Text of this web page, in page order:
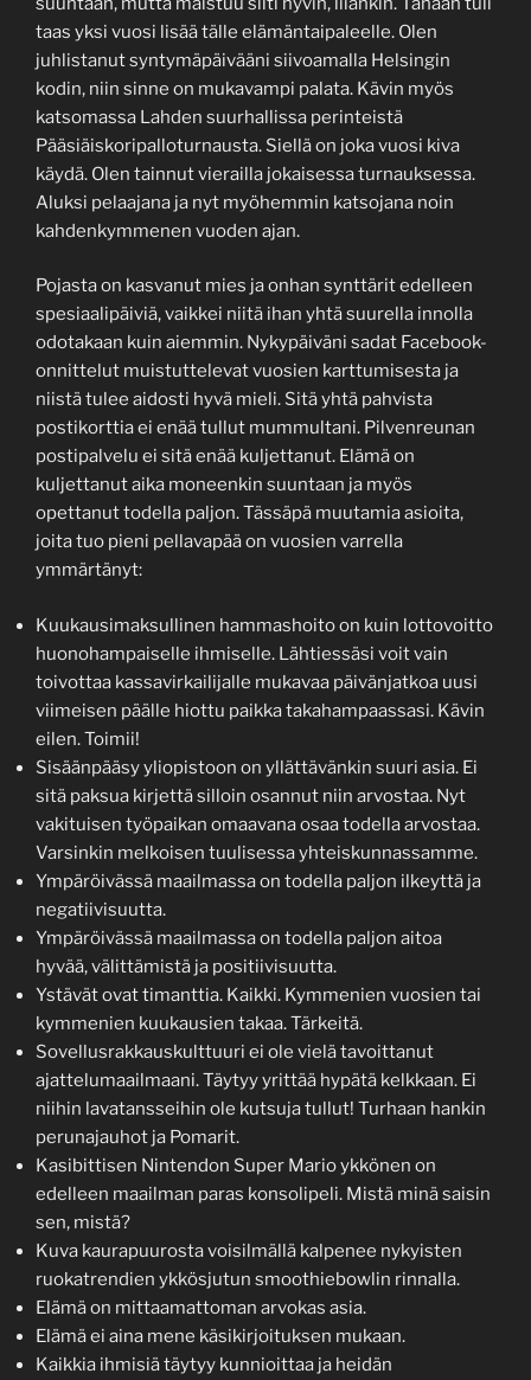
taas yksi vuosi lisää tälle elämäntaipaleelle. Olen
juhlistanut syntymäpäivääni siivoamalla Helsingin
kodin, niin sinne on mukavampi palata. Kävin myös
katsomassa Lahden suurhallissa perinteistä
Pääsiäiskoripalloturnausta. Siellä on joka vuosi kiva
käydä. Olen tainnut vierailla jokaisessa turnauksessa.
Aluksi pelaajana ja nyt myöhemmin katsojana noin
kahdenkymmenen vuoden ajan.
Pojasta on kasvanut mies ja onhan synttärit edelleen
spesiaalipäiviä, vaikkei niitä ihan yhtä suurella innolla
odotakaan kuin aiemmin. Nykypäiväni sadat Facebook-
onnittelut muistuttelevat vuosien karttumisesta ja
niistä tulee aidosti hyvä mieli. Sitä yhtä pahvista
postikorttia ei enää tullut mummultani. Pilvenreunan
postipalvelu ei sitä enää kuljettanut. Elämä on
kuljettanut aika moneenkin suuntaan ja myös
opettanut todella paljon. Tässäpä muutamia asioita,
joita tuo pieni pellavapää on vuosien varrella
ymmärtänyt:
Kuukausimaksullinen hammashoito on kuin lottovoitto
huonohampaiselle ihmiselle. Lähtiessäsi voit vain
toivottaa kassavirkailijalle mukavaa päivänjatkoa uusi
viimeisen päälle hiottu paikka takahampaassasi. Kävin
eilen. Toimii!
Sisäänpääsy yliopistoon on yllättävänkin suuri asia. Ei
sitä paksua kirjettä silloin osannut niin arvostaa. Nyt
vakituisen työpaikan omaavana osaa todella arvostaa.
Varsinkin melkoisen tuulisessa yhteiskunnassamme.
Ympäröivässä maailmassa on todella paljon ilkeyttä ja
negatiivisuutta.
Ympäröivässä maailmassa on todella paljon aitoa
hyvää, välittämistä ja positiivisuutta.
Ystävät ovat timanttia. Kaikki. Kymmenien vuosien tai
kymmenien kuukausien takaa. Tärkeitä.
Sovellusrakkauskulttuuri ei ole vielä tavoittanut
ajattelumaailmaani. Täytyy yrittää hypätä kelkkaan. Ei
niihin lavatansseihin ole kutsuja tullut! Turhaan hankin
perunajauhot ja Pomarit.
Kasibittisen Nintendon Super Mario ykkönen on
edelleen maailman paras konsolipeli. Mistä minä saisin
sen, mistä?
Kuva kaurapuurosta voisilmällä kalpenee nykyisten
ruokatrendien ykkösjutun smoothiebowlin rinnalla.
Elämä on mittaamattoman arvokas asia.
Elämä ei aina mene käsikirjoituksen mukaan.
Kaikkia ihmisiä täytyy kunnioittaa ja heidän